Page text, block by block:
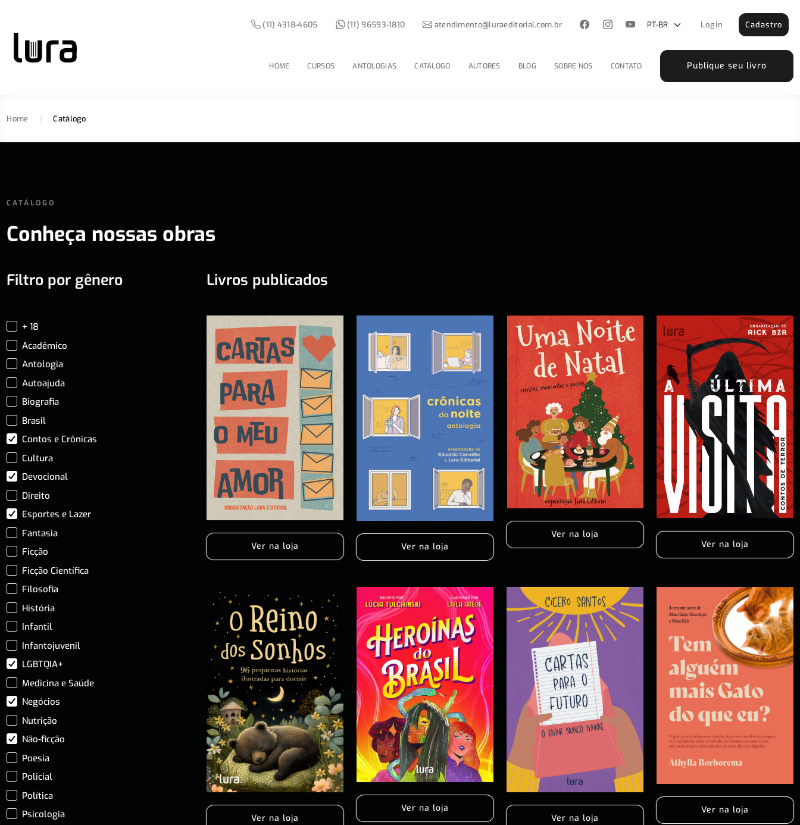
HOME CURSOS ANTOLOGIAS CATÁLOGO AUTORES BLOG SOBRE NÓS CONTATO Publique seu livro
(11) 4318-4605 (11) 96593-1810 atendimento@luraeditorial.com.br Login Cadastro
Home / Catálogo
CATÁLOGO
Conheça nossas obras
Filtro por gênero
+ 18
Acadêmico
Antologia
Autoajuda
Biografia
Brasil
Contos e Crônicas
Cultura
Devocional
Direito
Esportes e Lazer
Fantasia
Ficção
Ficção Científica
Filosofia
História
Infantil
Infantojuvenil
LGBTQIA+
Medicina e Saúde
Negócios
Nutrição
Não-ficção
Poesia
Policial
Política
Psicologia
Livros publicados
Ver na loja Ver na loja
Ver na loja
Ver na loja
Ver na loja
Ver na loja
Ver na loja
Ver na loja